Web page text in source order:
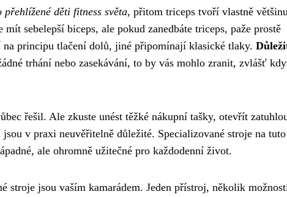
přehlížené děti fitness světa, přitom triceps tvoří vlastně většinu
sebelepší biceps, ale pokud zanedbáte triceps, paže prostě
principu tlačení dolů, jiné připomínají klasické tlaky.
trhání nebo zasekávání, to by vás mohlo zranit, zvlášť
řešil. Ale zkuste unést těžké nákupní tašky, otevřít
v praxi neuvěřitelně důležité. Specializované stroje na
ale ohromně užitečné pro každodenní život.
stroje jsou vaším kamarádem. Jeden přístroj, několik